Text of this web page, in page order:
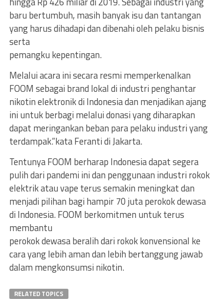
baru bertumbuh, masih banyak isu dan tantangan
yang harus dihadapi dan dibenahi oleh pelaku bisnis
serta
pemangku kepentingan.
Melalui acara ini secara resmi memperkenalkan
FOOM sebagai brand lokal di industri penghantar
nikotin elektronik di Indonesia dan menjadikan ajang
ini untuk berbagi melalui donasi yang diharapkan
dapat meringankan beban para pelaku industri yang
terdampak.”kata Feranti di Jakarta.
Tentunya FOOM berharap Indonesia dapat segera
pulih dari pandemi ini dan penggunaan industri rokok
elektrik atau vape terus semakin meningkat dan
menjadi pilihan bagi hampir 70 juta perokok dewasa
di Indonesia. FOOM berkomitmen untuk terus
membantu
perokok dewasa beralih dari rokok konvensional ke
cara yang lebih aman dan lebih bertanggung jawab
dalam mengkonsumsi nikotin.
RELATED TOPICS